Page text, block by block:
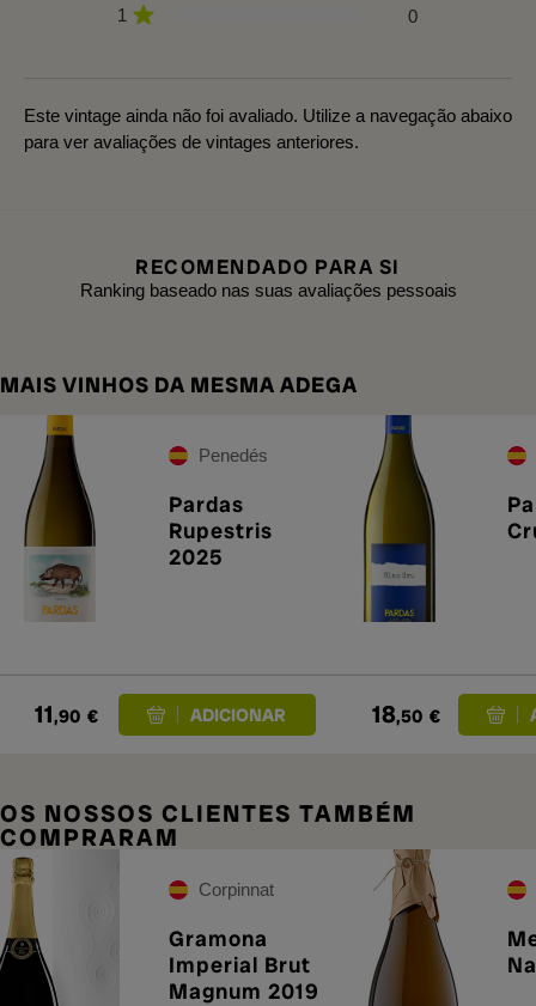
1
0
Este vintage ainda não foi avaliado. Utilize a navegação abaixo
para ver avaliações de vintages anteriores.
RECOMENDADO PARA SI
Ranking baseado nas suas avaliações pessoais
MAIS VINHOS DA MESMA ADEGA
Penedés
Pardas
Rupestris
2025
11,90 € 18,50 €
OS NOSSOS CLIENTES TAMBÉM
COMPRARAM
Corpinnat
Gramona
Imperial Brut
Magnum 2019